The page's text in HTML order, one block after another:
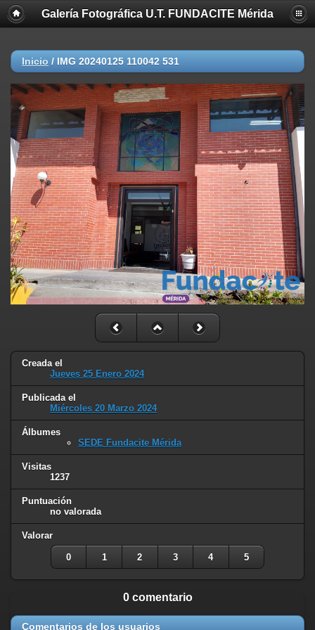
Galería Fotográfica U.T. FUNDACITE Mérida
Inicio / IMG 20240125 110042 531
Creada el
Jueves 25 Enero 2024
Publicada el
Miércoles 20 Marzo 2024
Álbumes
SEDE Fundacite Mérida
Visitas
1237
Puntuación
no valorada
Valorar
0 1 2 3 4 5
0 comentario
Comentarios de los usuarios